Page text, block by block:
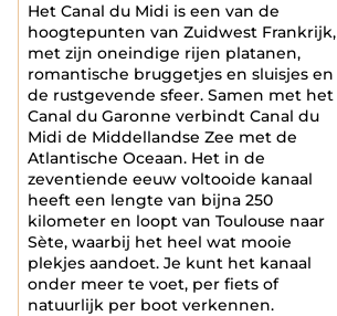
Het Canal du Midi is een van de
hoogtepunten van Zuidwest Frankrijk,
met zijn oneindige rijen platanen,
romantische bruggetjes en sluisjes en
de rustgevende sfeer. Samen met het
Canal du Garonne verbindt Canal du
Midi de Middellandse Zee met de
Atlantische Oceaan. Het in de
zeventiende eeuw voltooide kanaal
heeft een lengte van bijna 250
kilometer en loopt van Toulouse naar
Sète, waarbij het heel wat mooie
plekjes aandoet. Je kunt het kanaal
onder meer te voet, per fiets of
natuurlijk per boot verkennen.